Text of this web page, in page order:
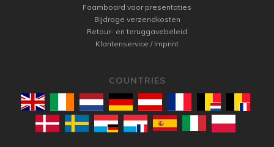
Foamboard voor presentaties
Bijdrage verzendkosten
Retour- en teruggavebeleid
Klantenservice / Imprint
COUNTRIES